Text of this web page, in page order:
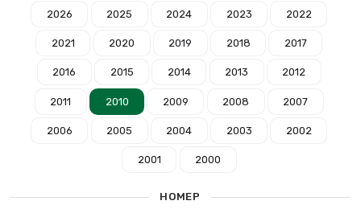
2026 2025 2024 2023 2022
2021 2020 2019 2018 2017
2016 2015 2014 2013 2012
2011 2010 2009 2008 2007
2006 2005 2004 2003 2002
2001 2000
НОМЕР